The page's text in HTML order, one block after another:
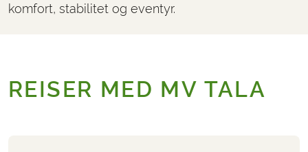
komfort, stabilitet og eventyr.
REISER MED MV TALA